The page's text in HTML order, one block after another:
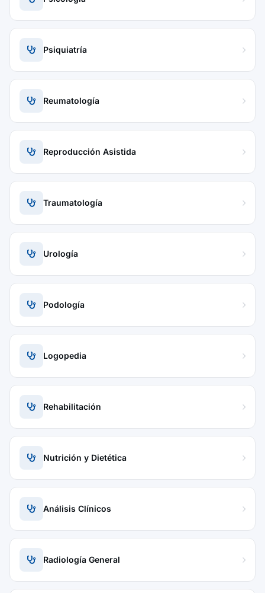
Psiquiatría
Reumatología
Reproducción Asistida
Traumatología
Urología
Podología
Logopedia
Rehabilitación
Nutrición y Dietética
Análisis Clínicos
Radiología General